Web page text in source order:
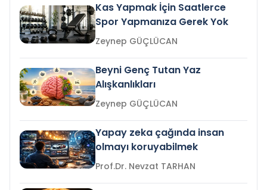
Kas Yapmak İçin Saatlerce
Spor Yapmanıza Gerek Yok
Zeynep GÜÇLÜCAN
Beyni Genç Tutan Yaz
Alışkanlıkları
Zeynep GÜÇLÜCAN
Yapay zeka çağında insan
olmayı koruyabilmek
Prof.Dr. Nevzat TARHAN